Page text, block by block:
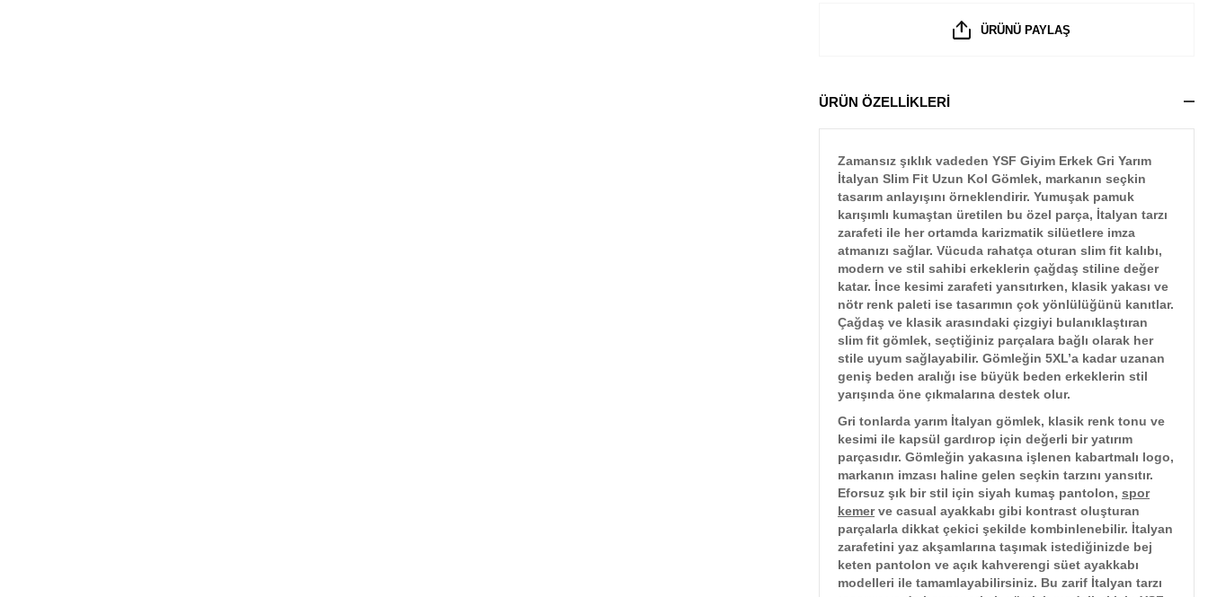
ÜRÜNÜ PAYLAŞ
ÜRÜN ÖZELLİKLERİ
Zamansız şıklık vadeden YSF Giyim Erkek Gri Yarım
İtalyan Slim Fit Uzun Kol Gömlek, markanın seçkin
tasarım anlayışını örneklendirir. Yumuşak pamuk
karışımlı kumaştan üretilen bu özel parça, İtalyan tarzı
zarafeti ile her ortamda karizmatik silüetlere imza
atmanızı sağlar. Vücuda rahatça oturan slim fit kalıbı,
modern ve stil sahibi erkeklerin çağdaş stiline değer
katar. İnce kesimi zarafeti yansıtırken, klasik yakası ve
nötr renk paleti ise tasarımın çok yönlülüğünü kanıtlar.
Çağdaş ve klasik arasındaki çizgiyi bulanıklaştıran
slim fit gömlek, seçtiğiniz parçalara bağlı olarak her
stile uyum sağlayabilir. Gömleğin 5XL’a kadar uzanan
geniş beden aralığı ise büyük beden erkeklerin stil
yarışında öne çıkmalarına destek olur.
Gri tonlarda yarım İtalyan gömlek, klasik renk tonu ve
kesimi ile kapsül gardırop için değerli bir yatırım
parçasıdır. Gömleğin yakasına işlenen kabartmalı logo,
markanın imzası haline gelen seçkin tarzını yansıtır.
Eforsuz şık bir stil için siyah kumaş pantolon, spor
kemerve casual ayakkabı gibi kontrast oluşturan
parçalarla dikkat çekici şekilde kombinlenebilir. İtalyan
zarafetini yaz akşamlarına taşımak istediğinizde bej
keten pantolon ve açık kahverengi süet ayakkabı
modelleri ile tamamlayabilirsiniz. Bu zarif İtalyan tarzı